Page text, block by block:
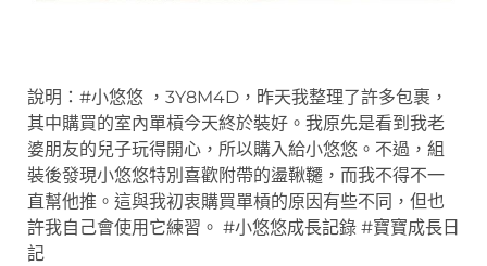
說明：#小悠悠 ，3Y8M4D，昨天我整理了許多包裹，
其中購買的室內單槓今天終於裝好。我原先是看到我老
婆朋友的兒子玩得開心，所以購入給小悠悠。不過，組
裝後發現小悠悠特別喜歡附帶的盪鞦韆，而我不得不一
直幫他推。這與我初衷購買單槓的原因有些不同，但也
許我自己會使用它練習。 #小悠悠成長記錄 #寶寶成長日
記